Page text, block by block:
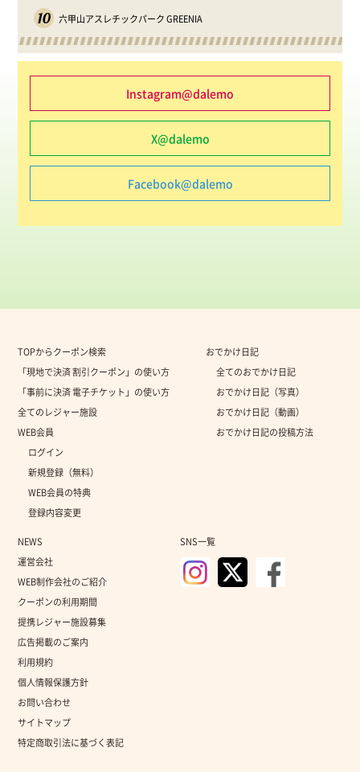
10 六甲山アスレチックパーク GREENIA
Instagram@dalemo
X@dalemo
Facebook@dalemo
TOPからクーポン検索
「現地で決済 割引クーポン」の使い方
「事前に決済 電子チケット」の使い方
全てのレジャー施設
WEB会員
ログイン
新規登録（無料）
WEB会員の特典
登録内容変更
おでかけ日記
全てのおでかけ日記
おでかけ日記（写真）
おでかけ日記（動画）
おでかけ日記の投稿方法
NEWS
運営会社
WEB制作会社のご紹介
クーポンの利用期間
提携レジャー施設募集
広告掲載のご案内
利用規約
個人情報保護方針
お問い合わせ
サイトマップ
特定商取引法に基づく表記
SNS一覧